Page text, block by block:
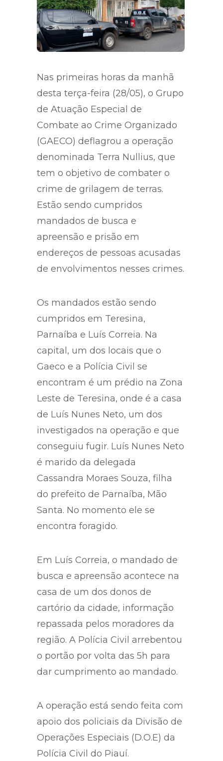
Nas primeiras horas da manhã
desta terça-feira (28/05), o Grupo
de Atuação Especial de
Combate ao Crime Organizado
(GAECO) deflagrou a operação
denominada Terra Nullius, que
tem o objetivo de combater o
crime de grilagem de terras.
Estão sendo cumpridos
mandados de busca e
apreensão e prisão em
endereços de pessoas acusadas
de envolvimentos nesses crimes.
Os mandados estão sendo
cumpridos em Teresina,
Parnaíba e Luís Correia. Na
capital, um dos locais que o
Gaeco e a Polícia Civil se
encontram é um prédio na Zona
Leste de Teresina, onde é a casa
de Luís Nunes Neto, um dos
investigados na operação e que
conseguiu fugir. Luís Nunes Neto
é marido da delegada
Cassandra Moraes Souza, filha
do prefeito de Parnaíba, Mão
Santa. No momento ele se
encontra foragido.
Em Luís Correia, o mandado de
busca e apreensão acontece na
casa de um dos donos de
cartório da cidade, informação
repassada pelos moradores da
região. A Polícia Civil arrebentou
o portão por volta das 5h para
dar cumprimento ao mandado.
A operação está sendo feita com
apoio dos policiais da Divisão de
Operações Especiais (D.O.E) da
Polícia Civil do Piauí.